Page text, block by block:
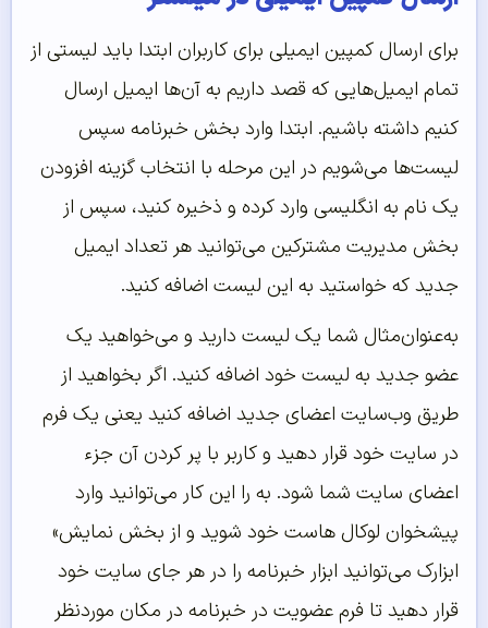
برای ارسال کمپین ایمیلی برای کاربران ابتدا باید لیستی از
تمام ایمیل‌هایی که قصد داریم به آن‌ها ایمیل ارسال
کنیم داشته باشیم. ابتدا وارد بخش خبرنامه سپس
لیست‌ها می‌شویم در این مرحله با انتخاب گزینه افزودن
یک نام به انگلیسی وارد کرده و ذخیره کنید، سپس از
بخش مدیریت مشترکین می‌توانید هر تعداد ایمیل
جدید که خواستید به این لیست اضافه کنید.
به‌عنوان‌مثال شما یک لیست دارید و می‌خواهید یک
عضو جدید به لیست خود اضافه کنید. اگر بخواهید از
طریق وب‌سایت اعضای جدید اضافه کنید یعنی یک فرم
در سایت خود قرار دهید و کاربر با پر کردن آن جزء
اعضای سایت شما شود. به را این کار می‌توانید وارد
پیشخوان لوکال هاست خود شوید و از بخش نمایش»
ابزارک می‌توانید ابزار خبرنامه را در هر جای سایت خود
قرار دهید تا فرم عضویت در خبرنامه در مکان موردنظر